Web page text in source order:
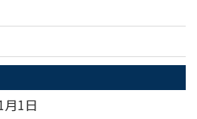
月1日